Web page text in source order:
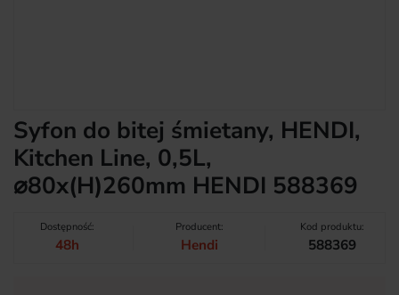
Syfon do bitej śmietany, HENDI,
Kitchen Line, 0,5L,
⌀80x(H)260mm HENDI 588369
Dostępność:
48h
Producent:
Hendi
Kod produktu:
588369